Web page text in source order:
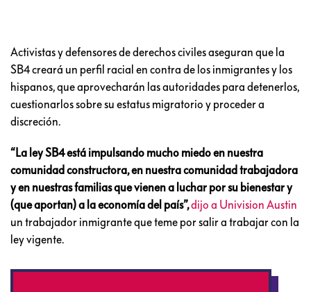
Activistas y defensores de derechos civiles aseguran que la
SB4 creará un perfil racial en contra de los inmigrantes y los
hispanos, que aprovecharán las autoridades para detenerlos,
cuestionarlos sobre su estatus migratorio y proceder a
discreción.
“La ley SB4 está impulsando mucho miedo en nuestra
comunidad constructora, en nuestra comunidad trabajadora
y en nuestras familias que vienen a luchar por su bienestar y
(que aportan) a la economía del país”,dijo a Univision Austin
un trabajador inmigrante que teme por salir a trabajar con la
ley vigente.